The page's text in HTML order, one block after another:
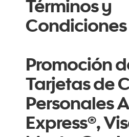
Términos y
Condiciones
Promoción
Tarjetas de
Personales
Express®,